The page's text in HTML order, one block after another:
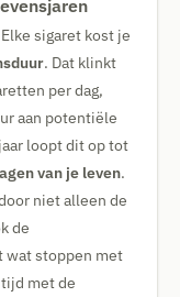
sigaret kost je
. Dat klinkt
per dag,
aan potentiële
loopt dit op tot
van je leven.
niet alleen de
de
wat stoppen met
met de